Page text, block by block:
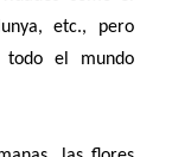
etc., pero
todo el mundo